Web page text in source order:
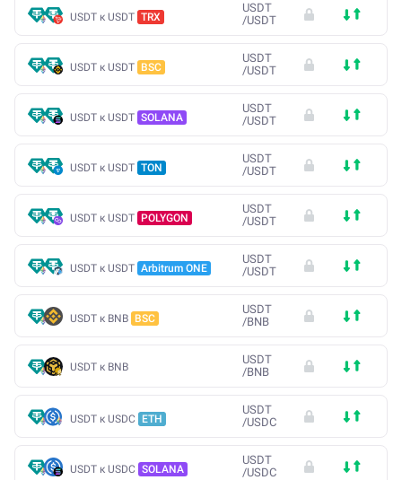
USDT к USDT TRX
USDT
/USDT
USDT к USDT BSC
USDT
/USDT
USDT к USDT SOLANA
USDT
/USDT
USDT к USDT TON
USDT
/USDT
USDT к USDT POLYGON
USDT
/USDT
USDT к USDT Arbitrum ONE
USDT
/USDT
USDT к BNB BSC
USDT
/BNB
USDT к BNB
USDT
/BNB
USDT к USDC ETH
USDT
/USDC
USDT к USDC SOLANA
USDT
/USDC